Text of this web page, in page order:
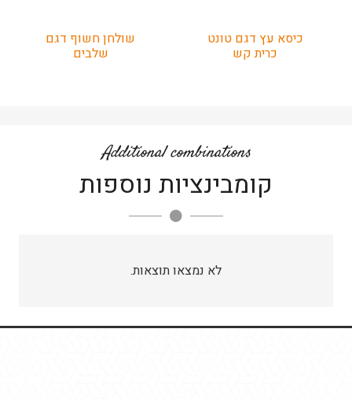
כיסא עץ דגם טונט
כרית קש
שולחן חשוף דגם
שלבים
Additional combinations
קומבינציות נוספות
לא נמצאו תוצאות.